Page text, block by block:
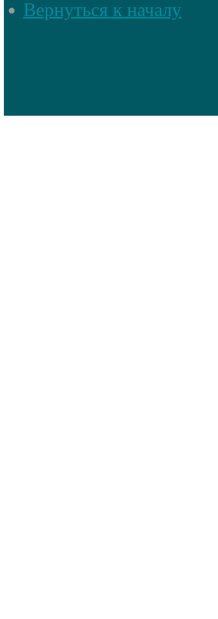
Вернуться к началу